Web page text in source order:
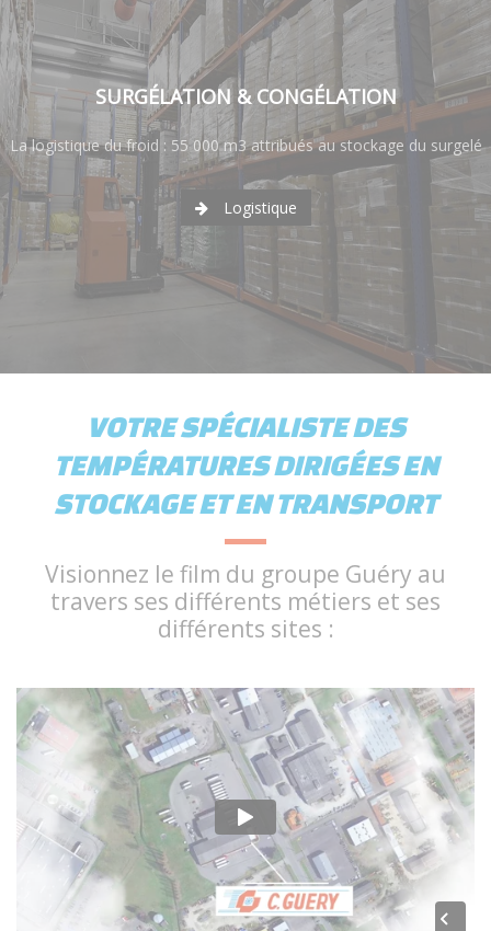
SURGÉLATION & CONGÉLATION
La logistique du froid : 55 000 m3 attribués au stockage du surgelé
Logistique
VOTRE SPÉCIALISTE DES
TEMPÉRATURES DIRIGÉES EN
STOCKAGE ET EN TRANSPORT
Visionnez le film du groupe Guéry au
travers ses différents métiers et ses
différents sites :